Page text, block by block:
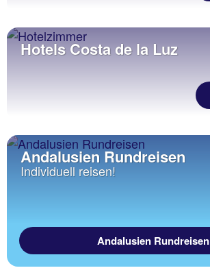
Hotels Costa de la Luz
Andalusien Rundreisen
Individuell reisen!
Andalusien Rundreisen